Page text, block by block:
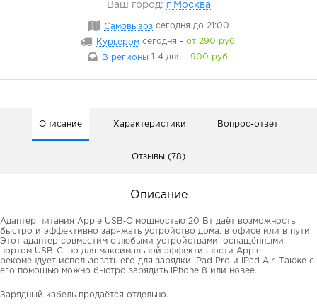
Ваш город: г Москва
Самовывоз сегодня до 21:00
Курьером сегодня - от 290 руб.
В регионы
1-4 дня - 900 руб.
Описание Характеристики Вопрос-ответ
Отзывы (78)
Описание
Адаптер питания Apple USB‑C мощностью 20 Вт даёт возможность
быстро и эффективно заряжать устройство дома, в офисе или в пути.
Этот адаптер совместим с любыми устройствами, оснащёнными
портом USB-C, но для максимальной эффективности Apple
рекомендует использовать его для зарядки iPad Pro и iPad Air. Также с
его помощью можно быстро зарядить iPhone 8 или новее.
Зарядный кабель продаётся отдельно.